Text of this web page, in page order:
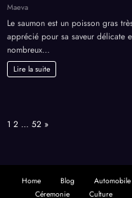
Maeva
Le saumon est un poisson gras
apprécié pour sa saveur délicate
nombreux…
Lire la suite
Page:
1 2 … 52 Next
»
Home Blog Automobile
Céremonie
Culture